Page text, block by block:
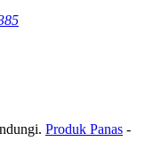
Produk Panas -